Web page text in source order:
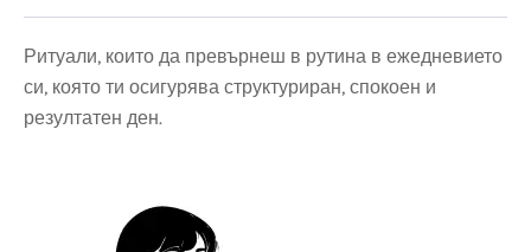
Ритуали, които да превърнеш в рутина в ежедневието
си, която ти осигурява структуриран, спокоен и
резултатен ден.